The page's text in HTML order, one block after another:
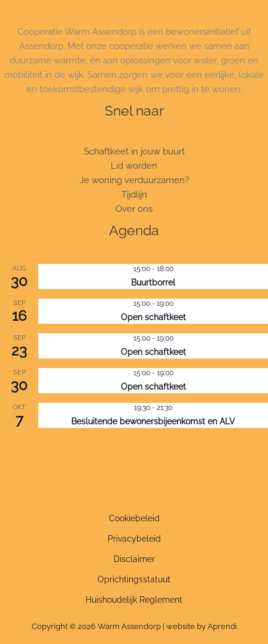
Coöperatie Warm Assendorp is een bewonersinitiatief uit
Assendorp. Met onze coöperatie werken we samen aan
duurzame warmte, én aan oplossingen voor water, groen en
mobiliteit in de wijk. Samen zorgen we voor een eerlijke, lokale
en toekomstbestendige wijk om prettig in te wonen.
Snel naar
Schaftkeet in jouw buurt
Lid worden
Je woning verduurzamen?
Tijdlijn
Over ons
Agenda
AUG
30
15:00- 18:00
Buurtborrel
SEP
16
15:00- 19:00
Open schaftkeet
SEP
23
15:00- 19:00
Open schaftkeet
SEP
30
15:00- 19:00
Open schaftkeet
OKT
7
19:30 - 21:30
Besluitende bewonersbijeenkomst en ALV
Cookiebeleid
Privacybeleid
Disclaimer
Oprichtingsstatuut
Huishoudelijk Reglement
Copyright © 2026 Warm Assendorp | website by Aprendi